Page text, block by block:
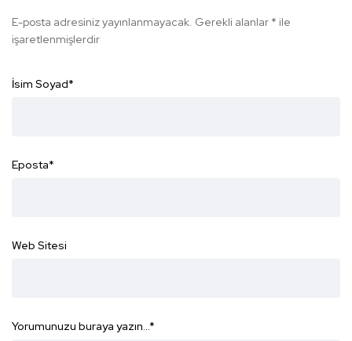
E-posta adresiniz yayınlanmayacak. Gerekli alanlar * ile
işaretlenmişlerdir
İsim Soyad*
Eposta*
Web Sitesi
Yorumunuzu buraya yazın...*